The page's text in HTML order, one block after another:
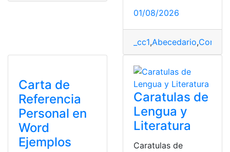
01/08/2026
_cc1,Abecedario,
Carta de
Referencia
Personal en
Word
Ejemplos
Caratulas de
Lengua y
Literatura
Caratulas de